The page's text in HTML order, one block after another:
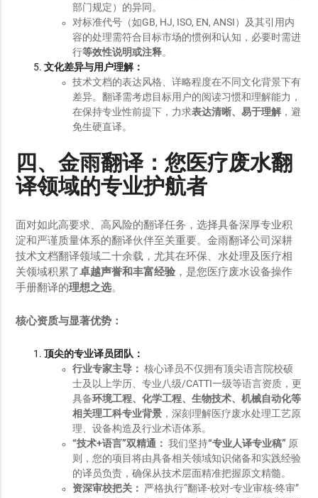
部门规定）的异同。
对标准代号（如GB, HJ, ISO, EN, ANSI）及其引用内
容的处理需符合目标市场的惯例和认知，必要时需进
行等效性说明或注释。
文化差异与用户理解：
技术文档的表达风格、详略程度在不同文化背景下有
差异。翻译需考虑目标用户的阅读习惯和理解能力，
在保持专业性前提下，力求表达清晰、易于理解 ，避
免生硬直译。
四、金雨翻译：您医疗废水翻
译领域的专业护航者
面对如此高要求、高风险的翻译任务，选择具备深厚专业积
淀和严谨质量体系的翻译伙伴至关重要。金雨翻译公司深耕
技术文档翻译领域二十余载，尤其在环保、水处理及医疗相
关领域积累了卓越声誉和丰富经验 ，是您医疗废水设备操作
手册翻译的理想之选。
核心资质与显著优势：
顶尖的专业译员团队：
行业专家主导： 核心译员不仅拥有顶尖语言院校硕
士及以上学历、专业八级/CATTI一级等语言资质，更
具备环境工程、化学工程、生物技术、机械自动化等
相关理工科专业背景 ，深刻理解医疗废水处理工艺原
理、设备构造及行业术语体系。
“技术+语言”双精通： 我们坚持“专业人译专业稿” 原
则，您的项目将由具备相关领域知识储备和实践经验
的译员负责，确保从技术层面精准把握原文精髓。
资深审校把关： 严格执行“翻译-校对-专业审核-终审”